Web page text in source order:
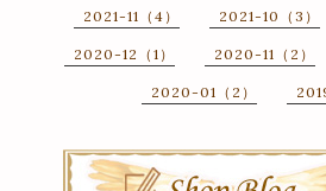
2021-11（4） 2021-10（3）
2020-12（1） 2020-11（2）
2020-01（2）